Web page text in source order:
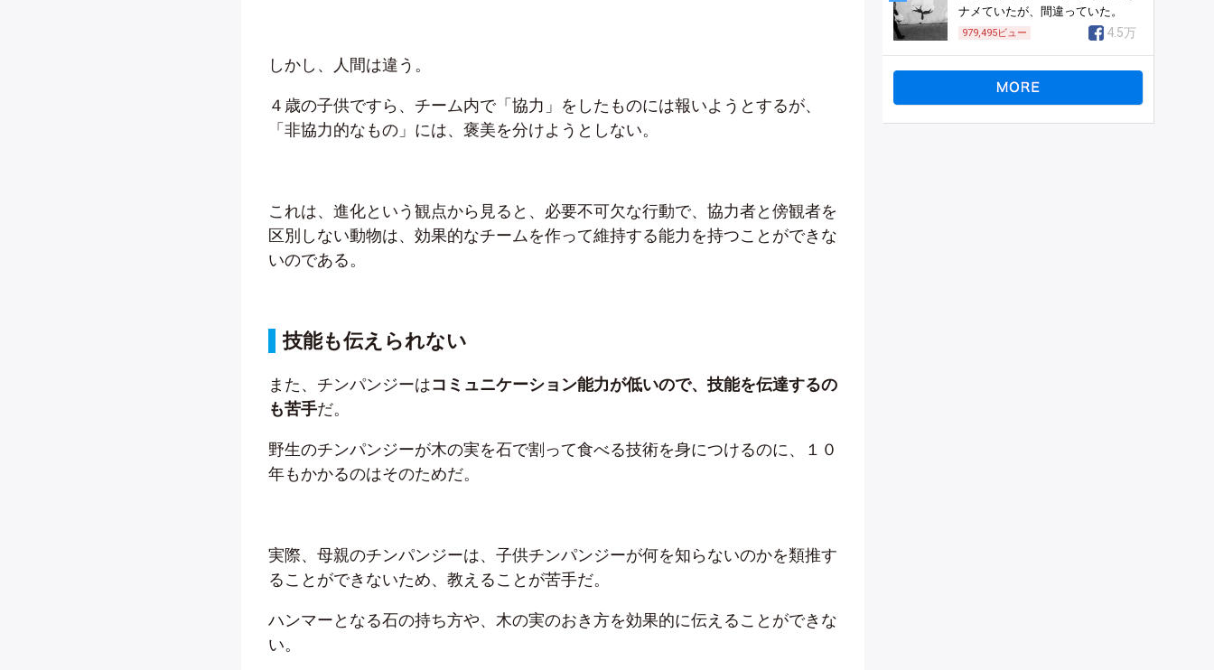
しかし、人間は違う。
４歳の子供ですら、チーム内で「協力」をしたものには報いようとするが、
「非協力的なもの」には、褒美を分けようとしない。
これは、進化という観点から見ると、必要不可欠な行動で、協力者と傍観者を
区別しない動物は、効果的なチームを作って維持する能力を持つことができな
いのである。
技能も伝えられない
また、チンパンジーはコミュニケーション能力が低いので、技能を伝達するの
も苦手だ。
野生のチンパンジーが木の実を石で割って食べる技術を身につけるのに、１０
年もかかるのはそのためだ。
実際、母親のチンパンジーは、子供チンパンジーが何を知らないのかを類推す
ることができないため、教えることが苦手だ。
ハンマーとなる石の持ち方や、木の実のおき方を効果的に伝えることができな
い。
ナメていたが、間違っていた。
979,495ビュー 4.5万